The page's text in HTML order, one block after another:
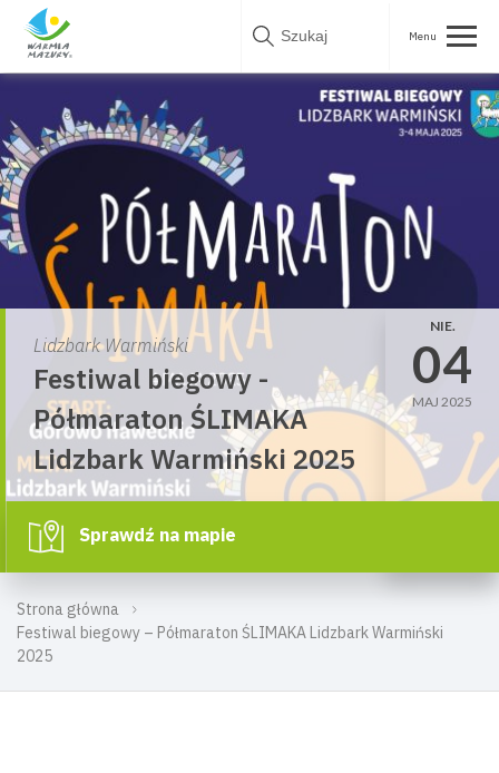
Skip
Strona główna
Festiwal biegowy – Półmaraton ŚLIMAKA Lidzbark Warmiński
2025
Lidzbark Warmiński
Festiwal biegowy -
Półmaraton ŚLIMAKA
Lidzbark Warmiński 2025
NIE.
04
MAJ 2025
Sprawdź na mapie